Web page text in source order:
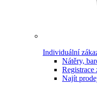
Individuální
Nátěry,
Registrace
Najít